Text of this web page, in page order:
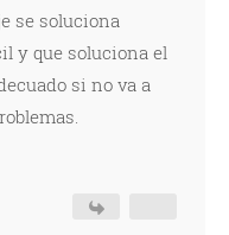
se soluciona
y que soluciona el
si no va a